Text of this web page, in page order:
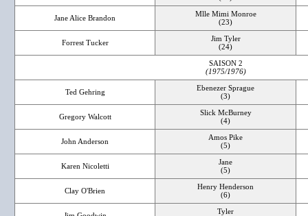
Jane Alice Brandon
Mlle Mimi Monroe
(23)
Forrest Tucker
Jim Tyler
(24)
SAISON 2
(1975/1976)
Ted Gehring
Ebenezer Sprague
(3)
Gregory Walcott
Slick McBurney
(4)
John Anderson
Amos Pike
(5)
Karen Nicoletti
Jane
(5)
Clay O'Brien
Henry Henderson
(6)
Tyler